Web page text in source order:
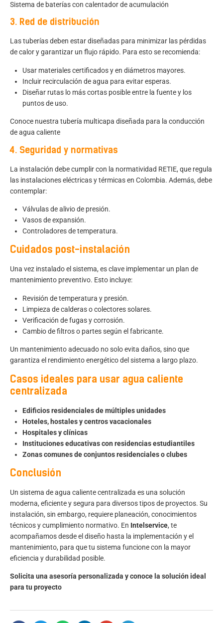
Sistema de baterías con calentador de acumulación
3. Red de distribución
Las tuberías deben estar diseñadas para minimizar las pérdidas
de calor y garantizar un flujo rápido. Para esto se recomienda:
Usar materiales certificados y en diámetros mayores.
Incluir recirculación de agua para evitar esperas.
Diseñar rutas lo más cortas posible entre la fuente y los
puntos de uso.
Conoce nuestra tubería multicapa diseñada para la conducción
de agua caliente
4. Seguridad y normativas
La instalación debe cumplir con la normatividad RETIE, que regula
las instalaciones eléctricas y térmicas en Colombia. Además, debe
contemplar:
Válvulas de alivio de presión.
Vasos de expansión.
Controladores de temperatura.
Cuidados post-instalación
Una vez instalado el sistema, es clave implementar un plan de
mantenimiento preventivo. Esto incluye:
Revisión de temperatura y presión.
Limpieza de calderas o colectores solares.
Verificación de fugas y corrosión.
Cambio de filtros o partes según el fabricante.
Un mantenimiento adecuado no solo evita daños, sino que
garantiza el rendimiento energético del sistema a largo plazo.
Casos ideales para usar agua caliente
centralizada
Edificios residenciales de múltiples unidades
Hoteles, hostales y centros vacacionales
Hospitales y clínicas
Instituciones educativas con residencias estudiantiles
Zonas comunes de conjuntos residenciales o clubes
Conclusión
Un sistema de agua caliente centralizada es una solución
moderna, eficiente y segura para diversos tipos de proyectos. Su
instalación, sin embargo, requiere planeación, conocimientos
técnicos y cumplimiento normativo. En Intelservice, te
acompañamos desde el diseño hasta la implementación y el
mantenimiento, para que tu sistema funcione con la mayor
eficiencia y durabilidad posible.
Solicita una asesoría personalizada y conoce la solución ideal
para tu proyecto